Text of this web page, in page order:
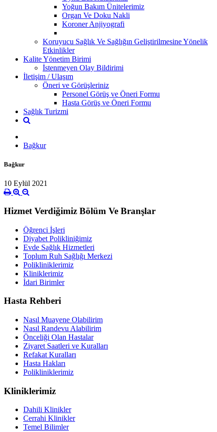
Yoğun Bakım Ünitelerimiz
Organ Ve Doku Nakli
Koroner Anjiyografi
Koruyucu Sağlık Ve Sağlığın Geliştirilmesine Yönelik
Etkinlikler
Kalite Yönetim Birimi
İstenmeyen Olay Bildirimi
İletişim / Ulaşım
Öneri ve Görüşleriniz
Personel Görüş ve Öneri Formu
Hasta Görüş ve Öneri Formu
Sağlık Turizmi
Bağkur
Bağkur
10 Eylül 2021
Hizmet Verdiğimiz Bölüm Ve Branşlar
Öğrenci İşleri
Diyabet Polikliniğimiz
Evde Sağlık Hizmetleri
Toplum Ruh Sağlığı Merkezi
Polikliniklerimiz
Kliniklerimiz
İdari Birimler
Hasta Rehberi
Nasıl Muayene Olabilirim
Nasıl Randevu Alabilirim
Önceliği Olan Hastalar
Ziyaret Saatleri ve Kuralları
Refakat Kuralları
Hasta Hakları
Polikliniklerimiz
Kliniklerimiz
Dahili Klinikler
Cerrahi Klinikler
Temel Bilimler